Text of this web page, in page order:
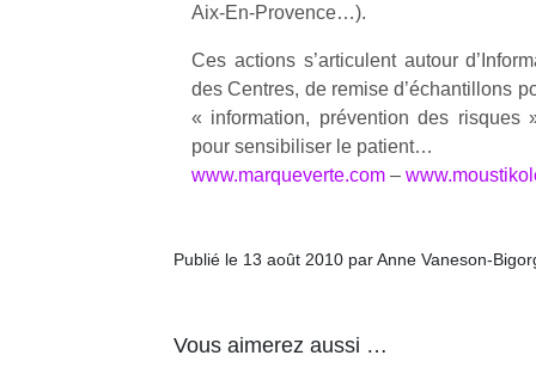
Aix-En-Provence…).
Ces actions s’articulent autour
des Centres, de remise d’échantillons
« information, prévention des risques
pour sensibiliser le patient…
www.marqueverte.com –
Publié le 13 août 2010 par Anne Vaneson-
Vous aimerez aussi …